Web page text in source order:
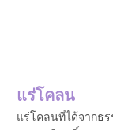
แร่โคลน
แร่โคลนที่ได้จากธ